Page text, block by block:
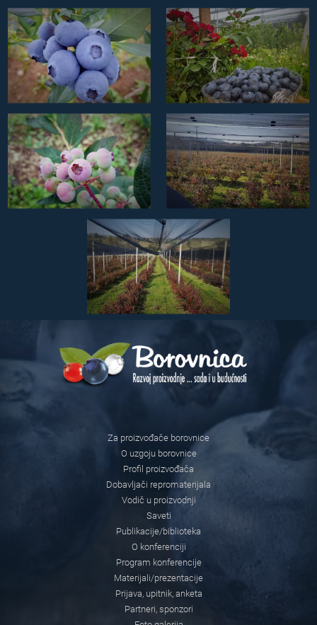
Za proizvođače borovnice
O uzgoju borovnice
Profil proizvođača
Dobavljači repromaterijala
Vodič u proizvodnji
Saveti
Publikacije/biblioteka
O konferenciji
Program konferencije
Materijali/prezentacije
Prijava, upitnik, anketa
Partneri, sponzori